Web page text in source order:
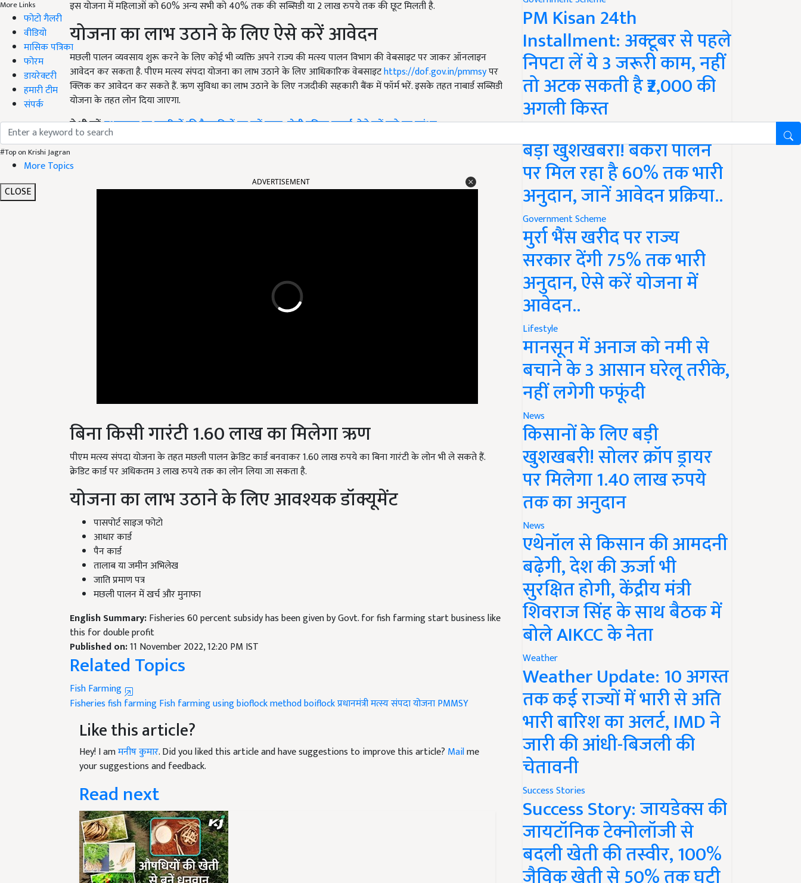
More Links
फोटो गैलरी
वीडियो
मासिक पत्रिका
फोरम
डायरेक्टरी
हमारी टीम
संपर्क
#Top on Krishi Jagran
More Topics
CLOSE
इस योजना में महिलाओं को 60% अन्य सभी को 40% तक की सब्सिडी या 2 लाख रुपये तक की छूट मिलती है.
योजना का लाभ उठाने के लिए ऐसे करें आवेदन
मछली पालन व्यवसाय शुरू करने के लिए कोई भी व्यक्ति अपने राज्य की मत्स्य पालन विभाग की वेबसाइट पर जाकर ऑनलाइन
आवेदन कर सकता है. पीएम मत्स्य संपदा योजना का लाभ उठाने के लिए आधिकारिक वेबसाइटhttps://dof.gov.in/pmmsyपर
क्लिक कर आवेदन कर सकते हैं. ऋण सुविधा का लाभ उठाने के लिए नजदीकी सहकारी बैंक में फॉर्म भरें. इसके तहत नाबार्ड सब्सिडी
योजना के तहत लोन दिया जाएगा.
ये भी पढ़ें-पशुपालक इन बकरियों की वैरायटियों का करें चयन, होगी बढ़िया कमाई; ऐसे करें बाड़े का प्रबंधन
बिना किसी गारंटी 1.60 लाख का मिलेगा ऋण
पीएम मत्स्य संपदा योजना के तहत मछली पालन क्रेडिट कार्ड बनवाकर 1.60 लाख रुपये का बिना गारंटी के लोन भी ले सकते हैं.
क्रेडिट कार्ड पर अधिकतम 3 लाख रुपये तक का लोन लिया जा सकता है.
योजना का लाभ उठाने के लिए आवश्यक डॉक्यूमेंट
पासपोर्ट साइज फोटो
आधार कार्ड
पैन कार्ड
तालाब या जमीन अभिलेख
जाति प्रमाण पत्र
मछली पालन में खर्च और मुनाफा
Fisheries 60 percent subsidy has been given by Govt. for fish farming start business like
this for double profit
Published on:11 November 2022, 12:20 PM IST
Related Topics
Fish Farming
Fisheriesfish farming
Like this article?
Hey! I amमनीष कुमार . Did you liked this article and have suggestions to improve this article?
your suggestions and feedback.
Read next
PM Kisan 24th
Installment: अक्टूबर से पहले
निपटा लें ये 3 जरूरी काम, नहीं
तो अटक सकती है ₹2,000 की
अगली किस्त
बड़ी खुशखबरी! बकरी पालन
पर मिल रहा है 60% तक भारी
अनुदान, जानें आवेदन प्रक्रिया..
Government Scheme
मुर्रा भैंस खरीद पर राज्य
सरकार देंगी 75% तक भारी
अनुदान, ऐसे करें योजना में
आवेदन..
Lifestyle
मानसून में अनाज को नमी से
बचाने के 3 आसान घरेलू तरीके,
नहीं लगेगी फफूंदी
News
किसानों के लिए बड़ी
खुशखबरी! सोलर क्रॉप ड्रायर
पर मिलेगा 1.40 लाख रुपये
तक का अनुदान
News
एथेनॉल से किसान की आमदनी
बढ़ेगी, देश की ऊर्जा भी
सुरक्षित होगी, केंद्रीय मंत्री
शिवराज सिंह के साथ बैठक में
बोले AIKCC के नेता
Weather
Weather Update: 10 अगस्त
तक कई राज्यों में भारी से अति
भारी बारिश का अलर्ट, IMD ने
जारी की आंधी-बिजली की
चेतावनी
Success Stories
Success Story: जायडेक्स की
जायटॉनिक टेक्नोलॉजी से
बदली खेती की तस्वीर, 100%